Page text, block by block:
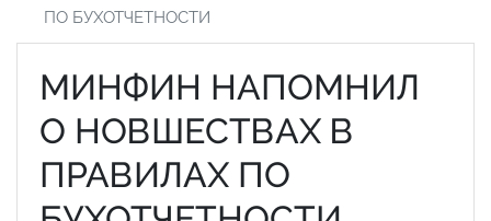
ПО БУХОТЧЕТНОСТИ
МИНФИН НАПОМНИЛ
О НОВШЕСТВАХ В
ПРАВИЛАХ ПО